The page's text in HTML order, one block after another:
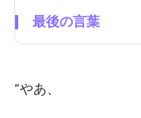
最後の言葉
“やあ、